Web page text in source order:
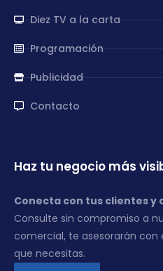
Diez TV a la carta
Programación
Publicidad
Contacto
Haz tu negocio más
Conecta con tus clientes y
Consulte sin compromiso a
comercial, te asesorarán
que necesitas.